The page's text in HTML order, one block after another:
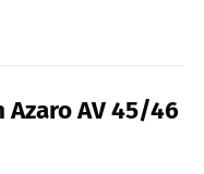
AV 45/46